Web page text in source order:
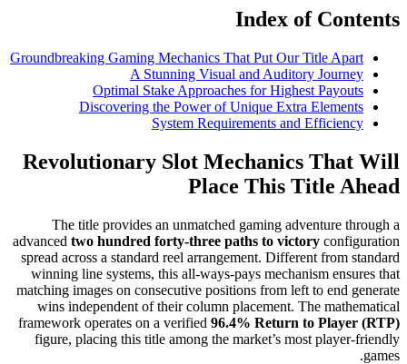
Index of Contents
Groundbreaking Gaming Mechanics That Put Our Title Apart
A Stunning Visual and Auditory Journey
Optimal Stake Approaches for Highest Payouts
Discovering the Power of Unique Extra Elements
System Requirements and Efficiency
Revolutionary Slot Mechanics That Will
Place This Title Ahead
The title provides an unmatched gaming adventure through a
advanced two hundred forty-three paths to victory configuration
spread across a standard reel arrangement. Different from standard
winning line systems, this all-ways-pays mechanism ensures that
matching images on consecutive positions from left to end generate
wins independent of their column placement. The mathematical
framework operates on a verified 96.4% Return to Player (RTP)
figure, placing this title among the market’s most player-friendly
games.